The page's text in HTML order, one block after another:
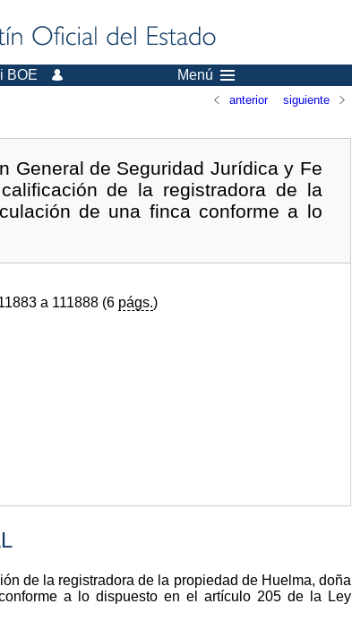
BOE Menú
anterior siguiente
General de Seguridad Jurídica y Fe
de la registradora de la
de una finca conforme a lo
a 111888 (6 págs.)
de la registradora de la propiedad de Huelma, doña
a lo dispuesto en el artículo 205 de la Ley